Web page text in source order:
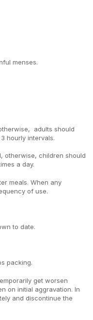
menses.
adults should
hourly intervals.
otherwise, children should
a day.
meals. When any
of use.
to date.
packing.
get worsen
on initial aggravation. In
and discontinue the